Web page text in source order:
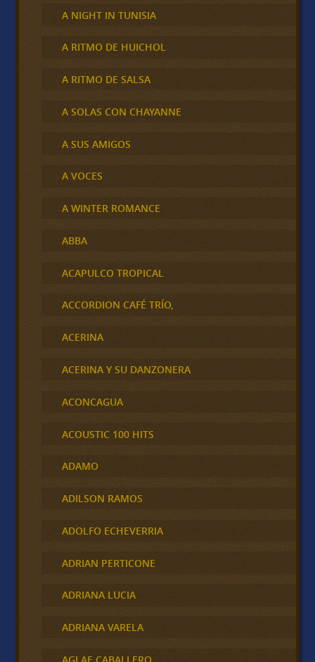
A NIGHT IN TUNISIA
A RITMO DE HUICHOL
A RITMO DE SALSA
A SOLAS CON CHAYANNE
A SUS AMIGOS
A VOCES
A WINTER ROMANCE
ABBA
ACAPULCO TROPICAL
ACCORDION CAFÉ TRÍO,
ACERINA
ACERINA Y SU DANZONERA
ACONCAGUA
ACOUSTIC 100 HITS
ADAMO
ADILSON RAMOS
ADOLFO ECHEVERRIA
ADRIAN PERTICONE
ADRIANA LUCIA
ADRIANA VARELA